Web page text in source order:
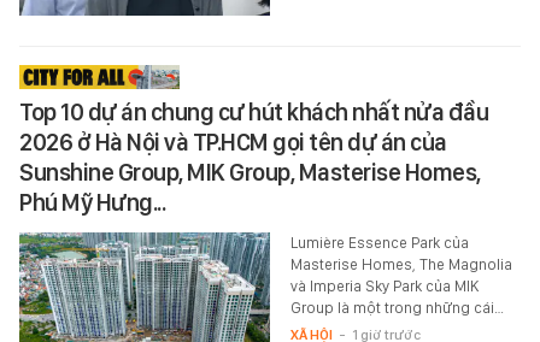
Top 10 dự án chung cư hút khách nhất nửa đầu
2026 ở Hà Nội và TP.HCM gọi tên dự án của
Sunshine Group, MIK Group, Masterise Homes,
Phú Mỹ Hưng...
Lumière Essence Park của
Masterise Homes, The Magnolia
và Imperia Sky Park của MIK
Group là một trong những cái…
XÃ HỘI - 1 giờ trước